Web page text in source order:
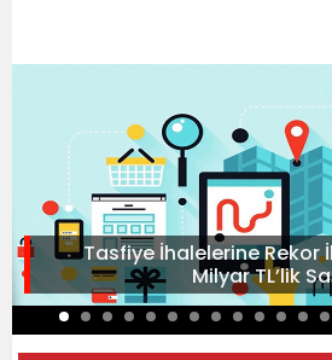
Tasfiye İhalelerine Rekor
Milyar TL’lik